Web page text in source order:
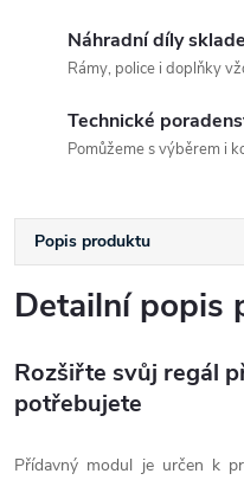
Náhradní díly
Rámy, police i doplňky
Technické
Pomůžeme s výběrem i
Popis produktu
Detailní popis
Rozšiřte svůj regál
potřebujete
Přídavný modul je určen k